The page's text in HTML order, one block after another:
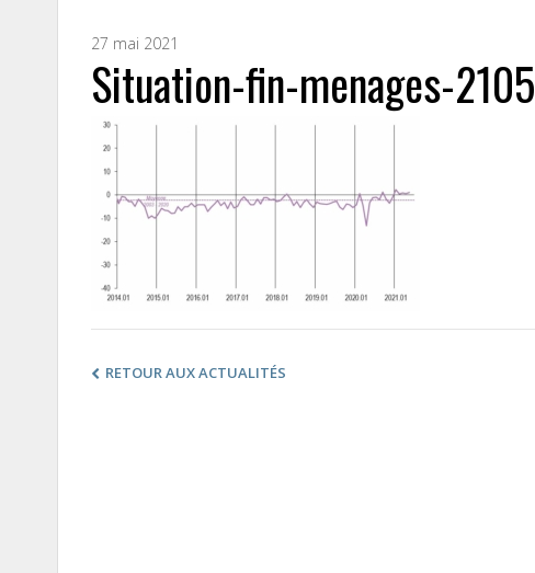
27 mai 2021
Situation-fin-menages-2105
RETOUR AUX ACTUALITÉS